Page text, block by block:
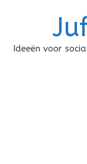
Ideeën voor